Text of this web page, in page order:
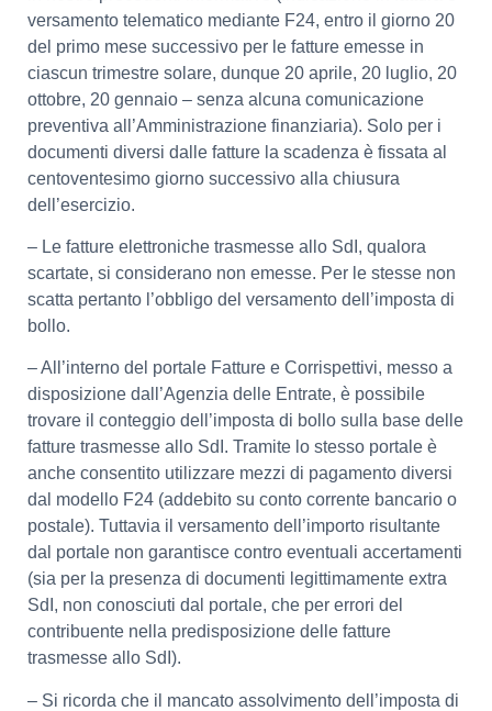
versamento telematico mediante F24, entro il giorno 20
del primo mese successivo per le fatture emesse in
ciascun trimestre solare, dunque 20 aprile, 20 luglio, 20
ottobre, 20 gennaio – senza alcuna comunicazione
preventiva all’Amministrazione finanziaria). Solo per i
documenti diversi dalle fatture la scadenza è fissata al
centoventesimo giorno successivo alla chiusura
dell’esercizio.
– Le fatture elettroniche trasmesse allo SdI, qualora
scartate, si considerano non emesse. Per le stesse non
scatta pertanto l’obbligo del versamento dell’imposta di
bollo.
– All’interno del portale Fatture e Corrispettivi, messo a
disposizione dall’Agenzia delle Entrate, è possibile
trovare il conteggio dell’imposta di bollo sulla base delle
fatture trasmesse allo SdI. Tramite lo stesso portale è
anche consentito utilizzare mezzi di pagamento diversi
dal modello F24 (addebito su conto corrente bancario o
postale). Tuttavia il versamento dell’importo risultante
dal portale non garantisce contro eventuali accertamenti
(sia per la presenza di documenti legittimamente extra
SdI, non conosciuti dal portale, che per errori del
contribuente nella predisposizione delle fatture
trasmesse allo SdI).
– Si ricorda che il mancato assolvimento dell’imposta di